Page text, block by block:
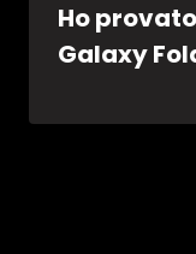
Ho
Galaxy